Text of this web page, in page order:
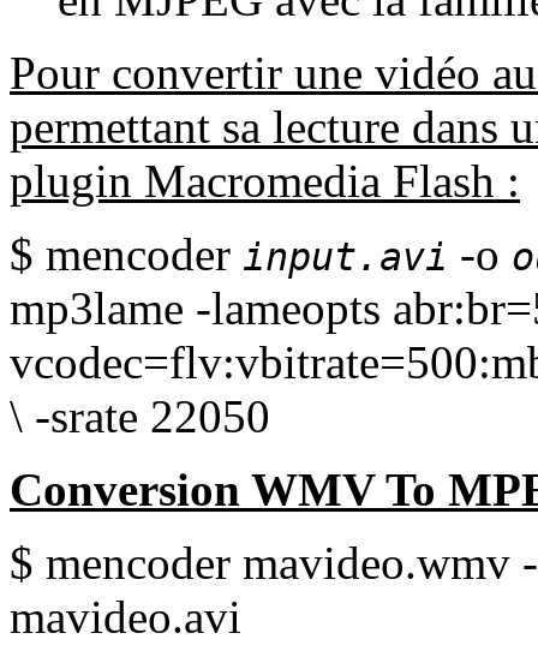
Pour convertir une vidéo
permettant sa lecture dans
plugin Macromedia Flash :
$ mencoder input.avi -o
mp3lame -lameopts
\ -srate 22050
Conversion WMVTo
$ mencoder mavideo.wmv
mavideo.avi